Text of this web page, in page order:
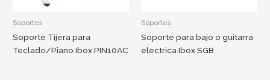
Soportes
Soporte Tijera para
Teclado/Piano Ibox PIN10AC
Soportes
Soporte para bajo o guitarra
electrica Ibox SGB